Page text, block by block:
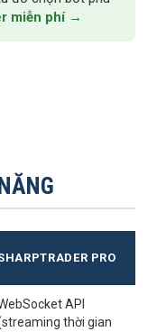
miễn phí →
PRO
API
thời gian